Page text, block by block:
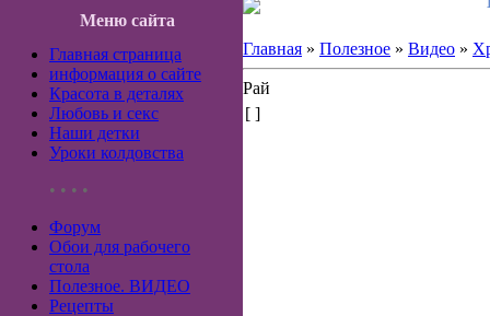
Меню сайта
Главная страница
информация о сайте
Красота в деталях
Любовь и секс
Наши детки
Уроки колдовства
• • • •
Форум
Обои для рабочего
стола
Полезное. ВИДЕО
Рецепты
Главная » Полезное » Видео »
Рай
[ ]